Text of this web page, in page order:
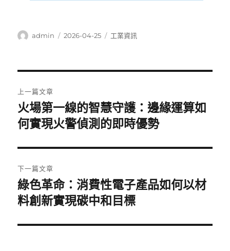
作
admin
發
2026-04-25
分
工業資訊
章
導
覽
上一篇文章
上
一
文
章:
火場第一線的智慧守護：邊緣運算如
何實現火警偵測的即時優勢
下一篇文章
下
一
文
綠色革命：消費性電子產品如何以材
料創新實現碳中和目標